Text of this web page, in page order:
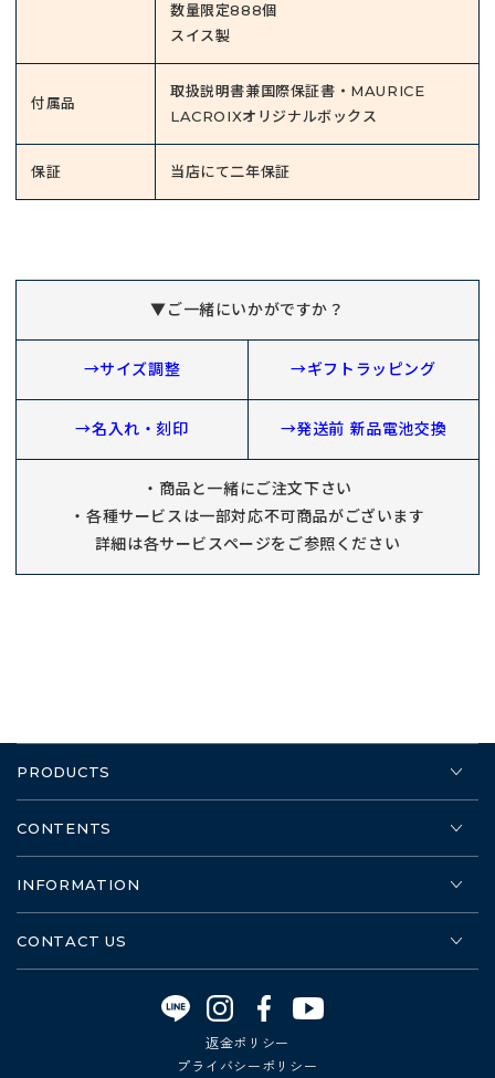
数量限定888個
スイス製
付属品
取扱説明書兼国際保証書・MAURICE
LACROIXオリジナルボックス
保証 当店にて二年保証
▼ご一緒にいかがですか？
→サイズ調整 →ギフトラッピング
→名入れ・刻印 →発送前 新品電池交換
・商品と一緒にご注文下さい
・各種サービスは一部対応不可商品がございます
詳細は各サービスページをご参照ください
PRODUCTS
CONTENTS
INFORMATION
CONTACT US
Instagram
FacebookYouTube
返金ポリシー
プライバシーポリシー